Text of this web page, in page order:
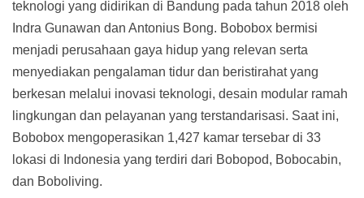
teknologi yang didirikan di Bandung pada tahun 2018 oleh
Indra Gunawan dan Antonius Bong. Bobobox bermisi
menjadi perusahaan gaya hidup yang relevan serta
menyediakan pengalaman tidur dan beristirahat yang
berkesan melalui inovasi teknologi, desain modular ramah
lingkungan dan pelayanan yang terstandarisasi. Saat ini,
Bobobox mengoperasikan 1,427 kamar tersebar di 33
lokasi di Indonesia yang terdiri dari Bobopod, Bobocabin,
dan Boboliving.